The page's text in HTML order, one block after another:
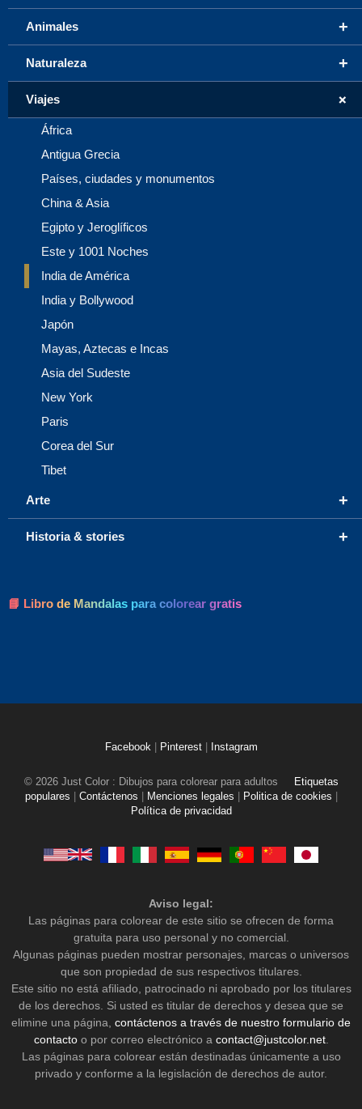
+
Animales
+
Naturaleza
+
Viajes
África
Antigua Grecia
Países, ciudades y monumentos
China & Asia
Egipto y Jeroglíficos
Este y 1001 Noches
India de América
India y Bollywood
Japón
Mayas, Aztecas e Incas
Asia del Sudeste
New York
Paris
Corea del Sur
Tibet
+
Arte
+
Historia & stories
📘 Libro de Mandalas para colorear gratis
Facebook Pinterest Instagram
© 2026 Just Color : Dibujos para colorear para adultos
Etiquetas
populares
Contáctenos Menciones legales Politica de cookies
Política de privacidad
Aviso legal:
Las páginas para colorear de este sitio se ofrecen de forma
gratuita para uso personal y no comercial.
Algunas páginas pueden mostrar personajes, marcas o universos
que son propiedad de sus respectivos titulares.
Este sitio no está afiliado, patrocinado ni aprobado por los titulares
de los derechos. Si usted es titular de derechos y desea que se
elimine una página, contáctenos a través de nuestro formulario de
contactoo por correo electrónico a contact@justcolor.net.
Las páginas para colorear están destinadas únicamente a uso
privado y conforme a la legislación de derechos de autor.